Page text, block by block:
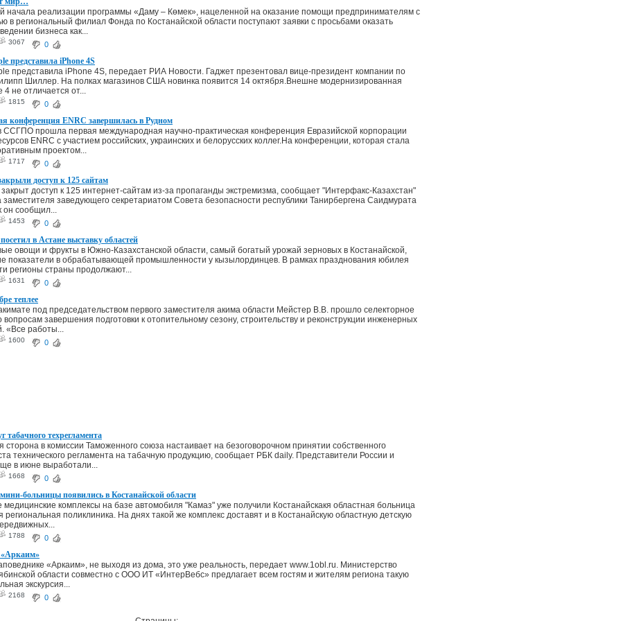
начала реализации программы «Даму – Көмек», нацеленной на оказание помощи предпринимателям с
в региональный филиал Фонда по Костанайской области поступают заявки с просьбами оказать
бизнеса как...
3067 0
представила iPhone 4S
представила iPhone 4S, передает РИА Новости. Гаджет презентовал вице-президент компании по
Шиллер. На полках магазинов США новинка появится 14 октября.Внешне модернизированная
4 не отличается от...
1815 0
конференция ENRC завершилась в Рудном
ССГПО прошла первая международная научно-практическая конференция Евразийской корпорации
ENRC с участием российских, украинских и белорусских коллег.На конференции, которая стала
проектом...
1717 0
доступ к 125 сайтам
доступ к 125 интернет-сайтам из-за пропаганды экстремизма, сообщает "Интерфакс-Казахстан"
заместителя заведующего секретариатом Совета безопасности республики Танирбергена Саидмурата
он сообщил...
1453 0
в Астане выставку областей
овощи и фрукты в Южно-Казахстанской области, самый богатый урожай зерновых в Костанайской,
показатели в обрабатывающей промышленности у кызылординцев. В рамках празднования юбилея
регионы страны продолжают...
1631 0
теплее
под председательством первого заместителя акима области Мейстер В.В. прошло селекторное
завершения подготовки к отопительному сезону, строительству и реконструкции инженерных
«Все работы...
1600 0
табачного техрегламента
сторона в комиссии Таможенного союза настаивает на безоговорочном принятии собственного
технического регламента на табачную продукцию, сообщает РБК daily. Представители России и
в июне выработали...
1668 0
больницы появились в Костанайской области
комплексы на базе автомобиля "Камаз" уже получили Костанайскакя областная больница
региональная поликлиника. На днях такой же комплекс доставят и в Костанайскую областную детскую
1788 0
«Аркаим», не выходя из дома, это уже реальность, передает www.1obl.ru. Министерство
области совместно с ООО ИТ «ИнтерВебс» предлагает всем гостям и жителям региона такую
экскурсия...
2168 0